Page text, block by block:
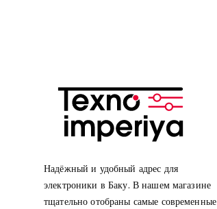
Надёжный и удобный адрес для
электроники в Баку. В нашем магазине
тщательно отобраны самые современные